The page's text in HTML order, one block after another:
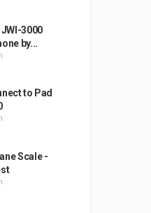
3000
by...
to Pad
Scale -